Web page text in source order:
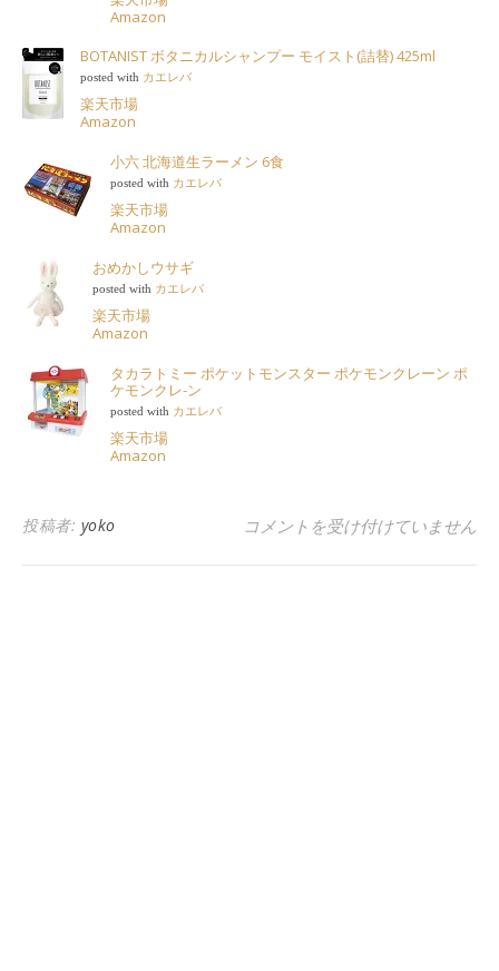
Amazon
BOTANIST ボタニカルシャンプー モイスト(詰替) 425ml
posted with カエレバ
楽天市場
Amazon
小六 北海道生ラーメン 6食
posted with カエレバ
楽天市場
Amazon
おめかしウサギ
posted with カエレバ
楽天市場
Amazon
タカラトミー ポケットモンスター ポケモンクレーン ポ
ケモンクレ-ン
posted with カエレバ
楽天市場
Amazon
投稿者: yoko 買う前にサンプルで香りを教え
コメントを受け付けていません